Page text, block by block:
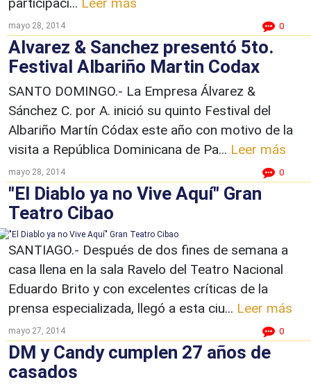
mayo 28, 2014 0
Alvarez & Sanchez presentó 5to.
Festival Albariño Martin Codax
SANTO DOMINGO.- La Empresa Álvarez &
Sánchez C. por A. inició su quinto Festival del
Albariño Martín Códax este año con motivo de la
visita a República Dominicana de Pa... Leer más
mayo 28, 2014 0
"El Diablo ya no Vive Aquí" Gran
Teatro Cibao
SANTIAGO.- Después de dos fines de semana a
casa llena en la sala Ravelo del Teatro Nacional
Eduardo Brito y con excelentes críticas de la
prensa especializada, llegó a esta ciu... Leer más
mayo 27, 2014 0
DM y Candy cumplen 27 años de
casados